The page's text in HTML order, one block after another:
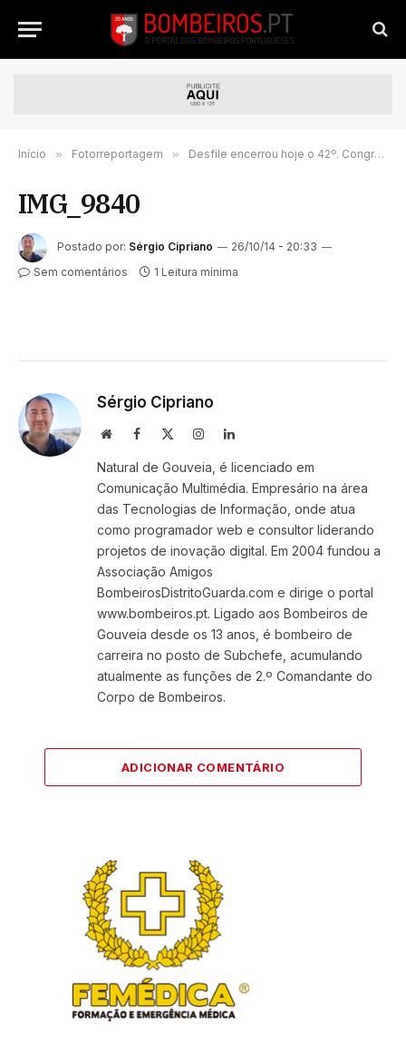
Início » Fotorreportagem » Desfile encerrou hoje o 42º. Congresso da Liga em Coimbra
IMG_9840
Postado por: Sérgio Cipriano
26/10/14 - 20:33
Sem comentários
1 Leitura mínima
Sérgio Cipriano
WebsiteFacebook InstagramLinkedIn
Natural de Gouveia, é licenciado em
Comunicação Multimédia. Empresário na área
das Tecnologias de Informação, onde atua
como programador web e consultor liderando
projetos de inovação digital. Em 2004 fundou a
Associação Amigos
BombeirosDistritoGuarda.com e dirige o portal
www.bombeiros.pt. Ligado aos Bombeiros de
Gouveia desde os 13 anos, é bombeiro de
carreira no posto de Subchefe, acumulando
atualmente as funções de 2.º Comandante do
Corpo de Bombeiros.
ADICIONAR COMENTÁRIO